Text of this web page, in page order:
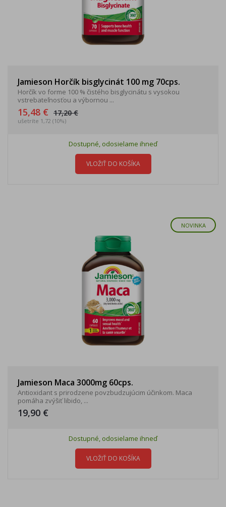
Jamieson Horčík bisglycinát 100 mg 70cps.
Horčík vo forme 100 % čistého bisglycinátu s vysokou
vstrebateľnosťou a výbornou ...
15,48 € 17,20 €
ušetríte 1,72 (10%)
Dostupné, odosielame ihneď
VLOŽIŤ DO KOŠÍKA
NOVINKA
Jamieson Maca 3000mg 60cps.
Antioxidant s prirodzene povzbudzujúcim účinkom. Maca
pomáha zvýšiť libido, ...
19,90 €
Dostupné, odosielame ihneď
VLOŽIŤ DO KOŠÍKA